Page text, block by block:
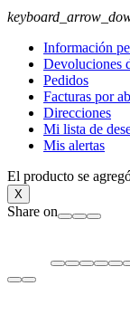
Información
Devoluciones
Pedidos
Facturas por
Direcciones
Mi lista de
Mis alertas
El producto se
X
Share on